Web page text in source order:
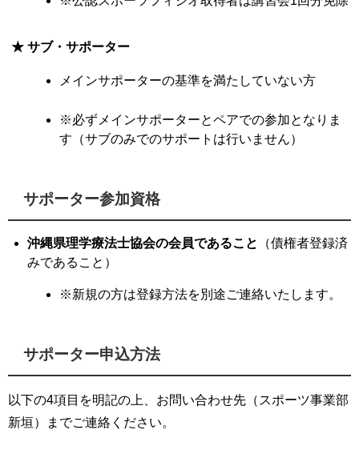
★ サブ・サポーター
メインサポーターの基準を満たしていない方
※必ずメインサポーターとペアでの参加となりま
す（サブのみでのサポートは行いません）
サポーター参加資格
沖縄県理学療法士協会の会員であること
（債権者登録済
みであること）
※新規の方は登録方法を別途ご連絡いたします。
サポーター申込方法
以下の4項目を明記の上、お問い合わせ先（スポーツ事業部
新垣）までご連絡ください。